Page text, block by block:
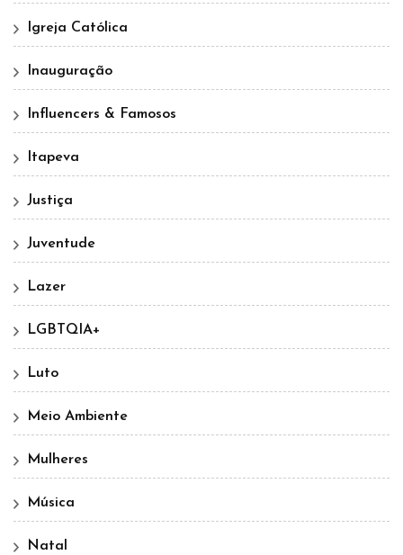
Igreja Católica
Inauguração
Influencers & Famosos
Itapeva
Justiça
Juventude
Lazer
LGBTQIA+
Luto
Meio Ambiente
Mulheres
Música
Natal